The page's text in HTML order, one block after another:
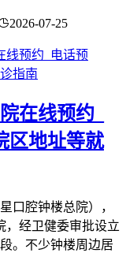
2026-07-25
在线预约_
区地址等就
口腔钟楼总院），
，经卫健委审批设立
。不少钟楼周边居